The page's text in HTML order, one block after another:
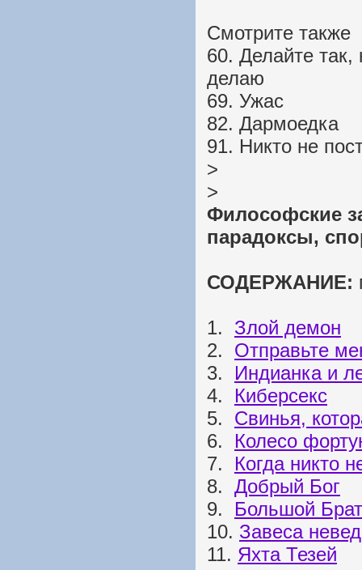
Смотрите также
60. Делайте так,
делаю
69. Ужас
82. Дармоедка
91. Никто не
>
>
Философские
парадоксы,
СОДЕРЖАНИЕ:
1. Злой демон
2. Отправьте
3. Индианка и
4. Киберсекс
5. Свинья,
6. Колесо
7. Когда никто
8. Добрый Бог
9. Большой Брат
10. Завеса
11. Яхта Тезей